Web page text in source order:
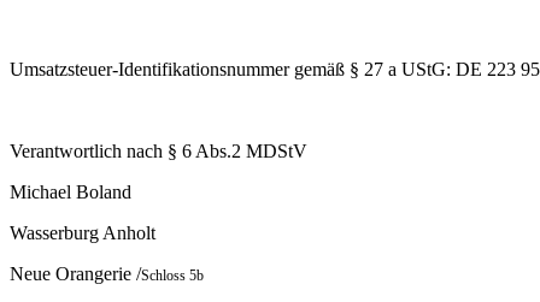
Umsatzsteuer-Identifikationsnummer gemäß § 27 a UStG: DE 223
Verantwortlich nach § 6 Abs.2 MDStV
Michael Boland
Wasserburg Anholt
Neue Orangerie /Schloss 5b